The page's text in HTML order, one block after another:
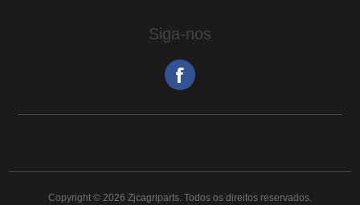
Siga-nos
Copyright © 2026 Zjcagriparts. Todos os direitos reservados.